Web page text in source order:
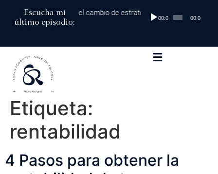
Escucha mi
último episodio:
mil dólares al millón: el cambio de estrategia que marca la
Reproductor
00:00 00:00
Etiqueta:
rentabilidad
4 Pasos para obtener la